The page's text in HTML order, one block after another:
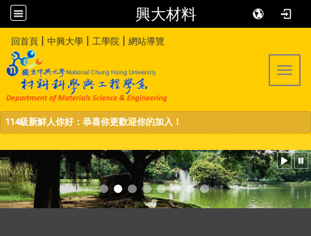
興大材料
回首頁 | 中興大學 | 工學院 | 網站導覽
114級新鮮人你好：恭喜你更歡迎你的加入！